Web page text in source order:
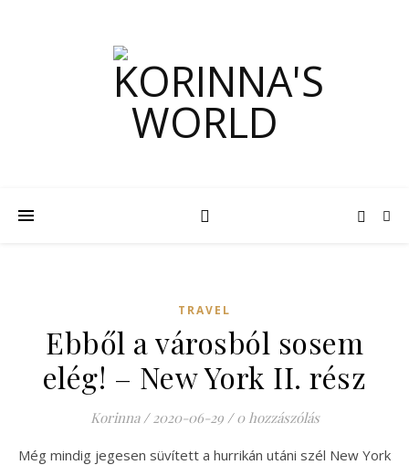
TRAVEL
Ebből a városból sosem
elég! – New York II. rész
Korinna / 2020-06-29 / 0 hozzászólás
Még mindig jegesen süvített a hurrikán utáni szél New York